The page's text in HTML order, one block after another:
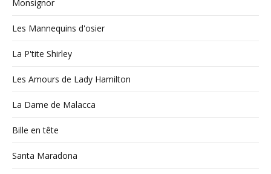
Monsignor
Les Mannequins d'osier
La P'tite Shirley
Les Amours de Lady Hamilton
La Dame de Malacca
Bille en tête
Santa Maradona